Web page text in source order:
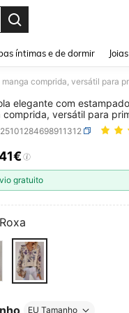
íntimas e de dormir
elegante com
comprida, versátil para
estilo boémio, para
AND
gratuito
Roxa
EU Tamanho